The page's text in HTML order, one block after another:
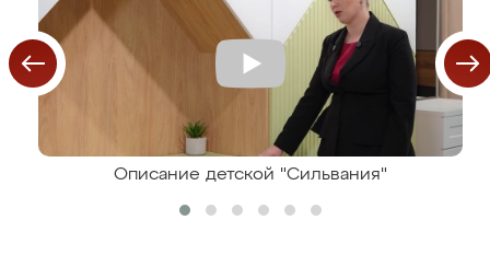
Описание детской "Сильвания"